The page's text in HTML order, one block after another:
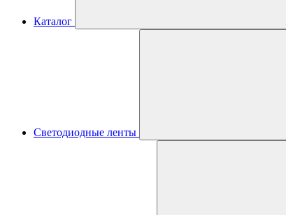
Каталог
Светодиодные ленты